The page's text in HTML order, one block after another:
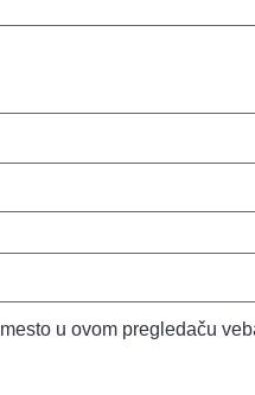
u ovom pregledaču